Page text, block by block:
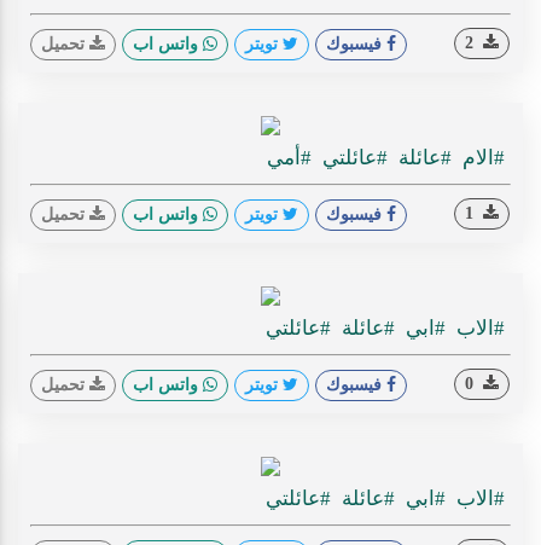
فيسبوك تويتر واتس اب تحميل
#الام #عائلة #عائلتي #أمي
فيسبوك تويتر واتس اب تحميل
#الاب #ابي #عائلة #عائلتي
فيسبوك تويتر واتس اب تحميل
#الاب #ابي #عائلة #عائلتي